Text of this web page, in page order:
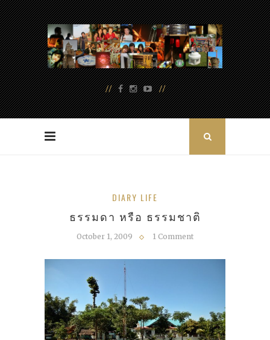
DIARY LIFE
ธรรมดา หรือ ธรรมชาติ
October 1, 2009 1 Comment